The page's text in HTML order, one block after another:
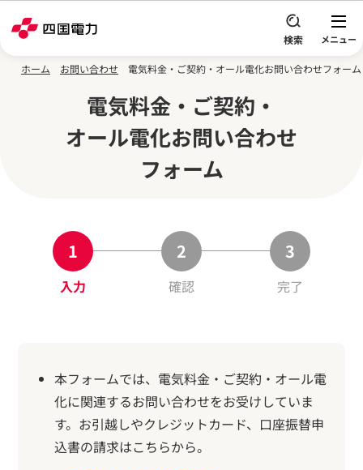
ホーム お問い合わせ 電気料金・ご契約・オール電化お問い合わせフォーム
電気料金・ご契約・
オール電化お問い合わせ
フォーム
入力 確認 完了
本フォームでは、電気料金・ご契約・オール電
化に関連するお問い合わせをお受けしていま
す。お引越しやクレジットカード、口座振替申
込書の請求はこちらから。